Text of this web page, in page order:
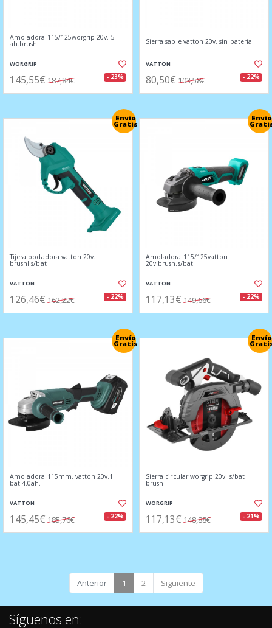
Amoladora 115/125worgrip 20v. 5
ah.brush
WORGRIP
145,55€ 187,84€ - 23%
Sierra sable vatton 20v. sin bateria
VATTON
80,50€ 103,58€ - 22%
Envío
Gratis
Tijera podadora vatton 20v.
brushl.s/bat
VATTON
126,46€ 162,22€ - 22%
Envío
Amoladora 115/125vatton
20v.brush.s/bat
VATTON
117,13€ 149,66€ - 22%
Envío
Gratis
Amoladora 115mm. vatton 20v.1
bat.4.0ah.
VATTON
145,45€ 185,76€ - 22%
Envío
Sierra circular worgrip 20v. s/bat
brush
WORGRIP
117,13€ 148,88€ - 21%
Anterior 1 2 Siguiente
Síguenos en: